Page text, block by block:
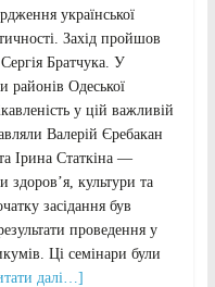
української
Захід пройшов
Братчука. У
районів Одеської
у цій важливій
Валерій Єребакан
Ірина Статкіна —
здоров’я, культури та
засідання був
проведення у
Ці семінари були
далі…]